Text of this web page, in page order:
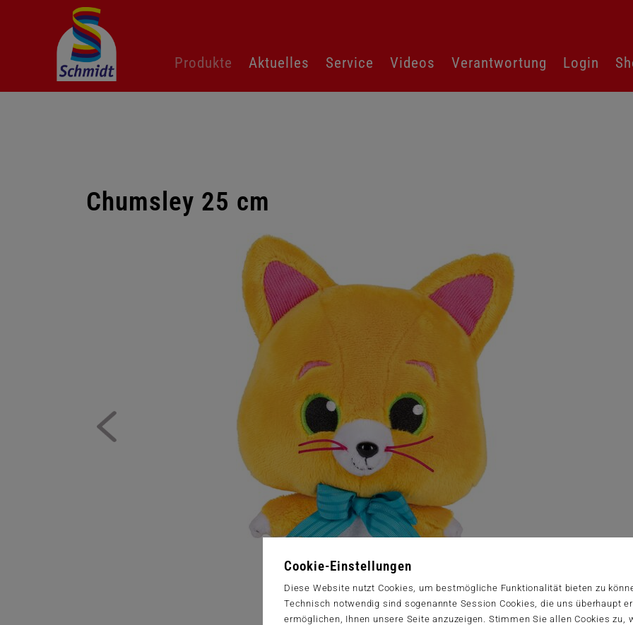
Cookie-Einstellungen
Diese Website nutzt Cookies, um bestmögliche Funktionalität bieten zu
Technisch notwendig sind sogenannte Session Cookies, die uns überhaupt
ermöglichen, Ihnen unsere Seite anzuzeigen. Stimmen Sie allen Cookies zu,
überspringen
Produkte Aktuelles Service Videos Verantwortung Login
Chumsley 25 cm